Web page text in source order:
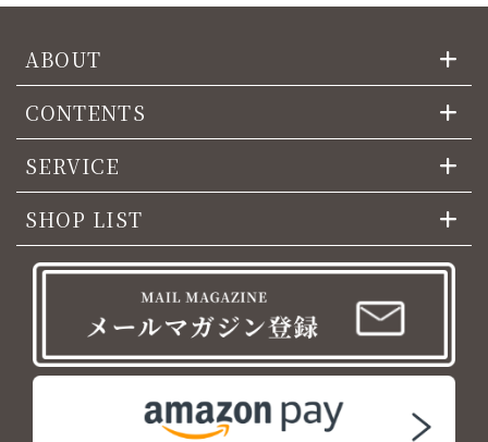
ABOUT
CONTENTS
SERVICE
SHOP LIST